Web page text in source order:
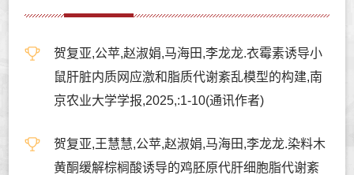
贺复亚,公苹,赵淑娟,马海田,李龙龙.衣霉素诱导小
鼠肝脏内质网应激和脂质代谢紊乱模型的构建,南
京农业大学学报,2025,:1-10(通讯作者)
贺复亚,王慧慧,公苹,赵淑娟,马海田,李龙龙.染料木
黄酮缓解棕榈酸诱导的鸡胚原代肝细胞脂代谢紊